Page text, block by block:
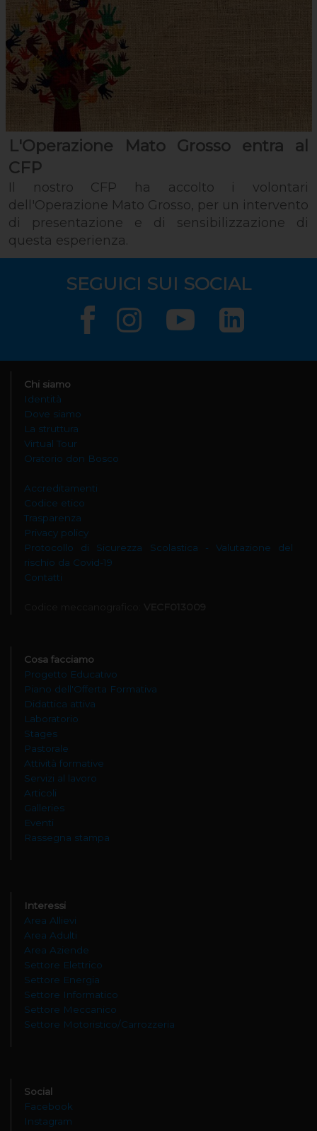
L'Operazione Mato Grosso entra al
CFP
Il nostro CFP ha accolto i volontari
dell'Operazione Mato Grosso, per un intervento
di presentazione e di sensibilizzazione di
questa esperienza.
SEGUICI SUI SOCIAL
Chi siamo
Identità
Dove siamo
La struttura
Virtual Tour
Oratorio don Bosco
Accreditamenti
Codice etico
Trasparenza
Privacy policy
Protocollo di Sicurezza Scolastica - Valutazione del
rischio da Covid-19
Contatti
Cosa facciamo
Progetto Educativo
Piano dell'Offerta Formativa
Didattica attiva
Laboratorio
Stages
Pastorale
Attività formative
Servizi al lavoro
Articoli
Galleries
Eventi
Rassegna stampa
Interessi
Area Allievi
Area Adulti
Area Aziende
Settore Elettrico
Settore Energia
Settore Informatico
Settore Meccanico
Settore Motoristico/Carrozzeria
Social
Facebook
Instagram